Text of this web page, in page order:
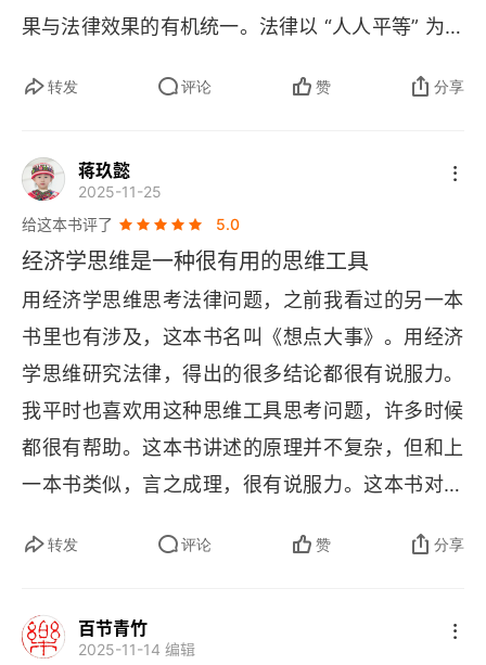
构实践意义：通过调整法律规则来引导人们的行为
法共同构成了法律经济学的工具箱，帮助我们理解
理论支撑。3. 用经济学视角认识法律（制度）核心
观点：法律制度本质上是一种资源配置机制，通过
设定规则来影响人们的行为选择，从而实现社会资
源的有效配置。法律不是抽象的正义概念，而是激
励机制的具体体现不同的法律规则会产生不同的行
为激励，进而影响资源配置效率。需要从成本 - 收
益角度评估法律制度的社会效果，用经济分析论证
疑难案件。比较社会成本：不同判决方案的社会总
成本选择。效率方案：选择社会成本最低、资源配
置最优的解决方案。实践应用：通过边际分析判断
能够帮助法官在疑难案件中做出更符合社会整体利
果与法律效果的有机统一。法律以 “人人平等” 为价
率是经济学的判断标尺，正义是法学的核心追求，
键维度。若要在每个路口派驻交警、每个小区安排
出的社会成本同样巨大。我们不妨扪心自问：为了
守护 “法律面前人人平等” 这一原则，我们愿意承担
多少成本、付出怎样的代价？真正的正义，并非不
计成本的绝对理想，而是在代价与价值之间找到最
恰当的平衡。唯有如此，法治才能既有法理的力
度，又有现实的温度。
转发 评论 赞 分享
蒋玖懿
2025-11-25
给这本书评了
5.0
经济学思维是一种很有用的思维工具
用经济学思维思考法律问题，之前我看过的另一本
书里也有涉及，这本书名叫《想点大事》。用经济
学思维研究法律，得出的很多结论都很有说服力。
我平时也喜欢用这种思维工具思考问题，许多时候
都很有帮助。这本书讲述的原理并不复杂，但和上
一本书类似，言之成理，很有说服力。这本书对于
转发 评论 赞 分享
百节青竹
2025-11-14 编辑